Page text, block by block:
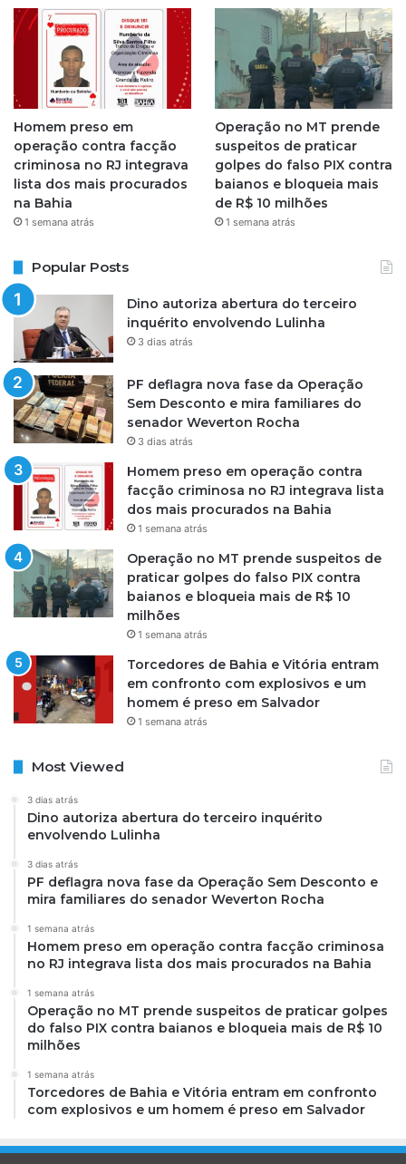
Homem preso em
operação contra facção
criminosa no RJ integrava
lista dos mais procurados
na Bahia
1 semana atrás
Operação no MT prende
suspeitos de praticar
golpes do falso PIX contra
baianos e bloqueia mais
de R$ 10 milhões
1 semana atrás
Popular Posts
Dino autoriza abertura do terceiro
inquérito envolvendo Lulinha
3 dias atrás
PF deflagra nova fase da Operação
Sem Desconto e mira familiares do
senador Weverton Rocha
3 dias atrás
Homem preso em operação contra
facção criminosa no RJ integrava lista
dos mais procurados na Bahia
1 semana atrás
Operação no MT prende suspeitos de
praticar golpes do falso PIX contra
baianos e bloqueia mais de R$ 10
milhões
1 semana atrás
Torcedores de Bahia e Vitória entram
em confronto com explosivos e um
homem é preso em Salvador
1 semana atrás
Most Viewed
3 dias atrás
Dino autoriza abertura do terceiro inquérito
envolvendo Lulinha
3 dias atrás
PF deflagra nova fase da Operação Sem Desconto e
mira familiares do senador Weverton Rocha
1 semana atrás
Homem preso em operação contra facção criminosa
no RJ integrava lista dos mais procurados na Bahia
1 semana atrás
Operação no MT prende suspeitos de praticar golpes
do falso PIX contra baianos e bloqueia mais de R$ 10
milhões
1 semana atrás
Torcedores de Bahia e Vitória entram em confronto
com explosivos e um homem é preso em Salvador